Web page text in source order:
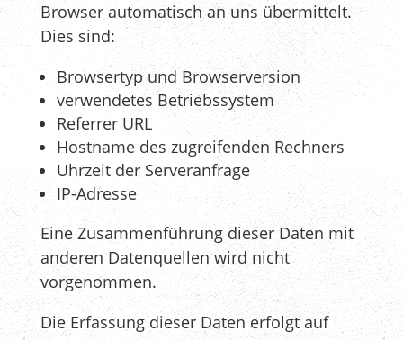
Browser automatisch an uns übermittelt.
Dies sind:
Browsertyp und Browserversion
verwendetes Betriebssystem
Referrer URL
Hostname des zugreifenden Rechners
Uhrzeit der Serveranfrage
IP-Adresse
Eine Zusammenführung dieser Daten mit
anderen Datenquellen wird nicht
vorgenommen.
Die Erfassung dieser Daten erfolgt auf